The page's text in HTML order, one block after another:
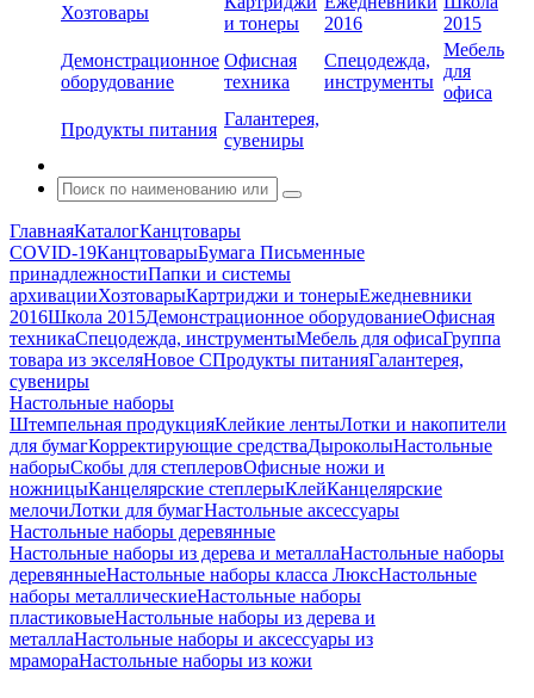
Хозтовары
и тонеры
2016
2015
Демонстрационное
оборудование
Офисная
техника
Спецодежда,
инструменты
Мебель
для
офиса
Продукты питания
Галантерея,
сувениры
ГлавнаяКаталогКанцтовары
COVID-19КанцтоварыБумага Письменные
принадлежностиПапки и системы
архивацииХозтоварыКартриджи и тонерыЕжедневники
2016Школа 2015Демонстрационное оборудованиеОфисная
техникаСпецодежда, инструментыМебель для офисаГруппа
товара из экселяНовое СПродукты питанияГалантерея,
сувениры
Настольные наборы
Штемпельная продукцияКлейкие лентыЛотки и накопители
для бумагКорректирующие средстваДыроколыНастольные
наборыСкобы для степлеровОфисные ножи и
ножницыКанцелярские степлерыКлейКанцелярские
мелочиЛотки для бумагНастольные аксессуары
Настольные наборы деревянные
Настольные наборы из дерева и металлаНастольные наборы
деревянныеНастольные наборы класса ЛюксНастольные
наборы металлическиеНастольные наборы
пластиковыеНастольные наборы из дерева и
металлаНастольные наборы и аксессуары из
мрамораНастольные наборы из кожи